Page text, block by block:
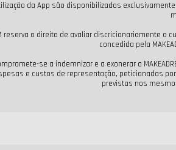
da App são disponibilizados
reserva o direito de avaliar discricionariamente
concedida pela
se a indemnizar e a exonerar a
e custos de representação, peticionadas
previstas nos